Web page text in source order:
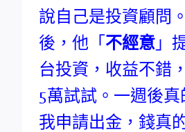
說自己是投資顧問
後，他「 不經意 」
台投資，收益不錯
5萬試試。一週後真
我申請出金，錢真